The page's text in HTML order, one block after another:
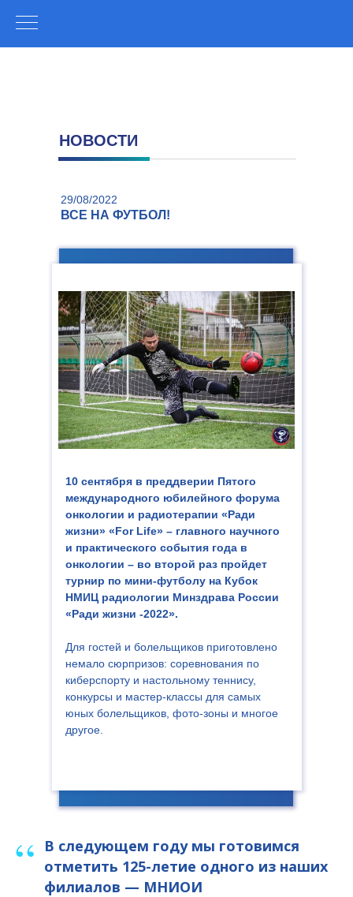
НОВОСТИ
ВСЕ НА ФУТБОЛ!
29/08/2022
10 сентября в преддверии Пятого
международного юбилейного форума
онкологии и радиотерапии «Ради
жизни» «For Life» – главного научного
и практического события года в
онкологии – во второй раз пройдет
турнир по мини-футболу на Кубок
НМИЦ радиологии Минздрава России
«Ради жизни -2022».
Для гостей и болельщиков приготовлено
немало сюрпризов: соревнования по
киберспорту и настольному теннису,
конкурсы и мастер-классы для самых
юных болельщиков, фото-зоны и многое
другое.
“
В следующем году мы готовимся
отметить 125-летие одного из наших
филиалов — МНИОИ